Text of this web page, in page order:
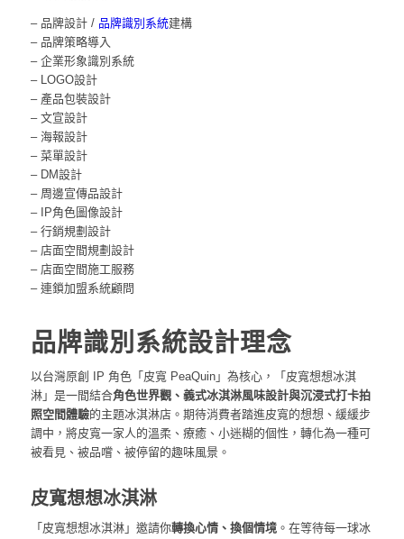
– 品牌設計 / 品牌識別系統建構
– 品牌策略導入
– 企業形象識別系統
– LOGO設計
– 產品包裝設計
– 文宣設計
– 海報設計
– 菜單設計
– DM設計
– 周邊宣傳品設計
– IP角色圖像設計
– 行銷規劃設計
– 店面空間規劃設計
– 店面空間施工服務
– 連鎖加盟系統顧問
品牌識別系統設計理念
以台灣原創 IP 角色「皮寬 PeaQuin」為核心，「皮寬想想冰淇
淋」是一間結合角色世界觀、義式冰淇淋風味設計與沉浸式打卡拍
照空間體驗的主題冰淇淋店。期待消費者踏進皮寬的想想、緩緩步
調中，將皮寬一家人的溫柔、療癒、小迷糊的個性，轉化為一種可
被看見、被品嚐、被停留的趣味風景。
皮寬想想冰淇淋
「皮寬想想冰淇淋」邀請你轉換心情、換個情境。在等待每一球冰